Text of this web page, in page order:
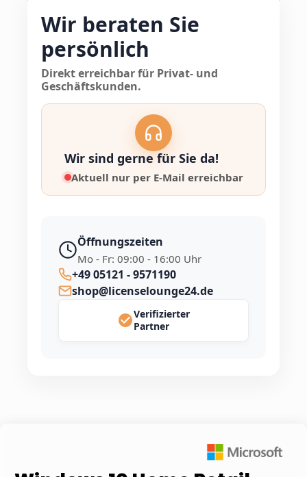
Wir beraten Sie
persönlich
Direkt erreichbar für Privat- und
Geschäftskunden.
Wir sind gerne für Sie da!
Aktuell nur per E-Mail erreichbar
Öffnungszeiten
Mo - Fr: 09:00 - 16:00 Uhr
+49 05121 - 9571190
shop@licenselounge24.de
Verifizierter
Partner